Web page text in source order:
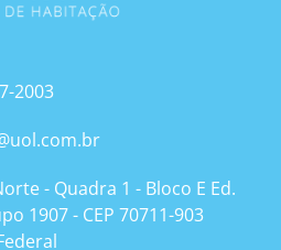
2003
- Quadra 1 - Bloco E Ed.
1907 - CEP 70711-903